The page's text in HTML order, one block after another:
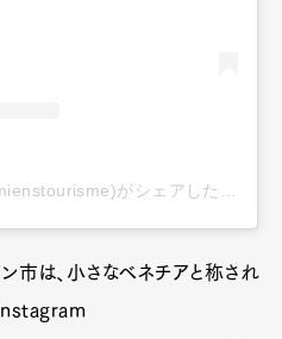
Amiens, France 🇫🇷(@amienstourisme)がシェアした投稿
市は、小さなベネチアと称され